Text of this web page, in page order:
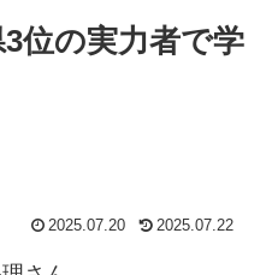
位の実力者で学
2025.07.20 2025.07.22